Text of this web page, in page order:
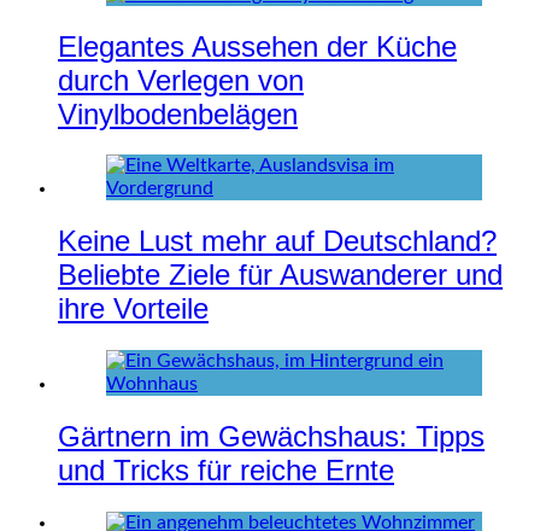
Elegantes Aussehen der Küche
durch Verlegen von
Vinylbodenbelägen
Keine Lust mehr auf Deutschland?
Beliebte Ziele für Auswanderer und
ihre Vorteile
Gärtnern im Gewächshaus: Tipps
und Tricks für reiche Ernte